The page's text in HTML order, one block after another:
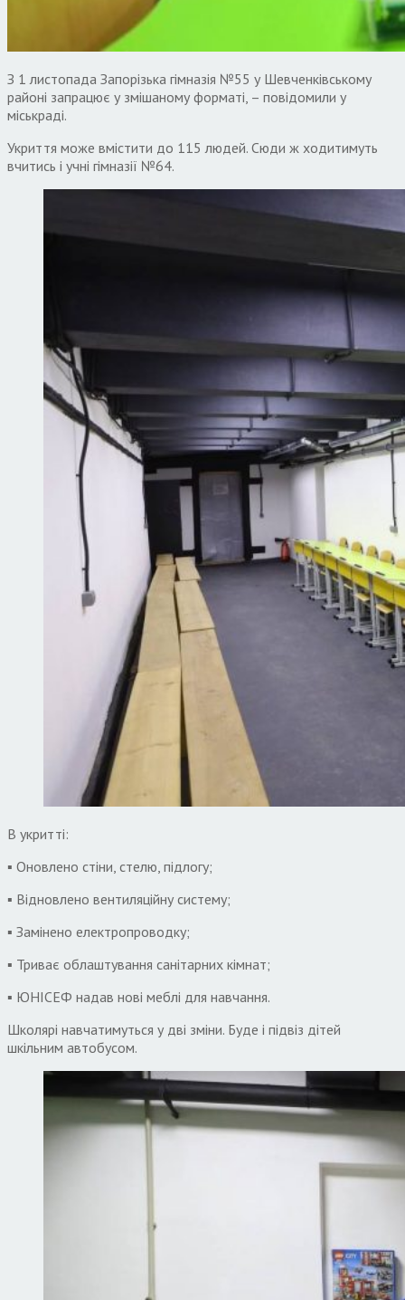
З 1 листопада Запорізька гімназія №55 у Шевченківському
районі запрацює у змішаному форматі, – повідомили у
міськраді.
Укриття може вмістити до 115 людей. Сюди ж ходитимуть
вчитись і учні гімназії №64.
В укритті:
▪️ Оновлено стіни, стелю, підлогу;
▪️ Відновлено вентиляційну систему;
▪️ Замінено електропроводку;
▪️ Триває облаштування санітарних кімнат;
▪️ ЮНІСЕФ надав нові меблі для навчання.
Школярі навчатимуться у дві зміни. Буде і підвіз дітей
шкільним автобусом.